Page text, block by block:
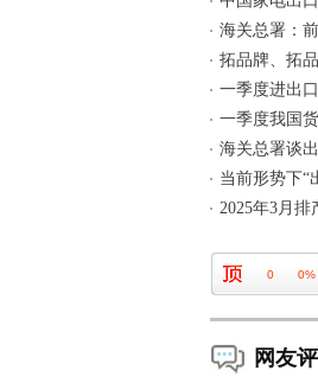
海关总署：
拓品牌、拓
一季度进出
一季度我国
海关总署谈
当前形势下“
2025年3月
0 0%
网友